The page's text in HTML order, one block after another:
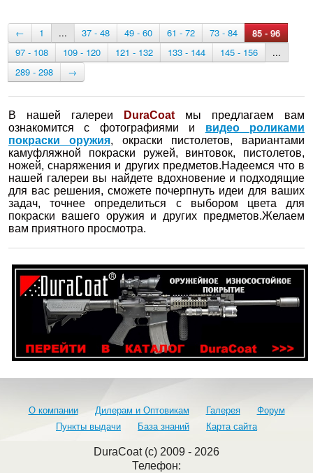
← 1 ... 37 - 48 49 - 60 61 - 72 73 - 84
85 - 96
97 - 108
109 - 120 121 - 132 133 - 144 145 - 156
...
289 - 298
→
В нашей галереи DuraCoat мы предлагаем вам
ознакомится с фотографиями и видео роликами
покраски оружия, окраски пистолетов, вариантами
камуфляжной покраски ружей, винтовок, пистолетов,
ножей, снаряжения и других предметов.Надеемся что в
нашей галереи вы найдете вдохновение и подходящие
для вас решения, сможете почерпнуть идеи для ваших
задач, точнее определиться с выбором цвета для
покраски вашего оружия и других предметов.Желаем
вам приятного просмотра.
О компании Дилерам и Оптовикам Галерея
Форум
Пункты выдачи
База знаний Карта сайта
DuraCoat (c) 2009 - 2026
Телефон: